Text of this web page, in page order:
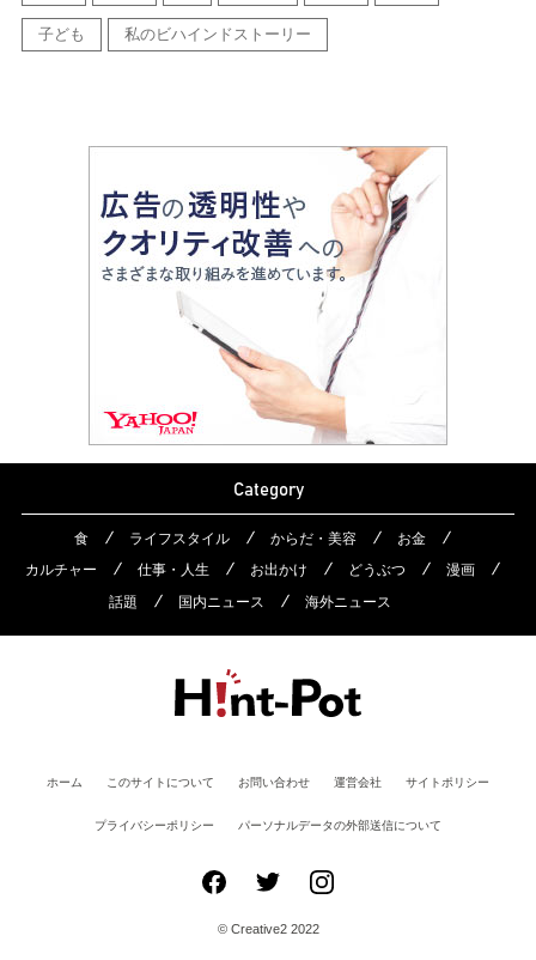
子ども 私のビハインドストーリー
Category
食 ライフスタイル からだ・美容
お金
カルチャー
仕事・人生 お出かけ どうぶつ
漫画
話題
国内ニュース 海外ニュース
ホーム このサイトについて お問い合わせ 運営会社 サイトポリシー
プライバシーポリシー パーソナルデータの外部送信について
© Creative2 2022